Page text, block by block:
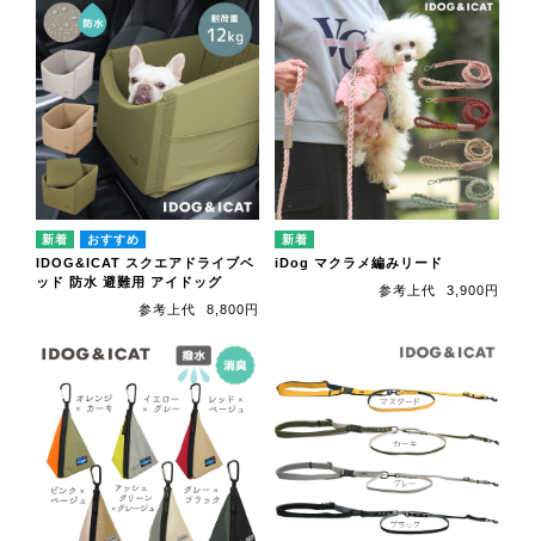
IDOG&ICAT スクエアドライブベ
ッド 防水 避難用 アイドッグ
参考上代
8,800円
iDog マクラメ編みリード
参考上代
3,900円